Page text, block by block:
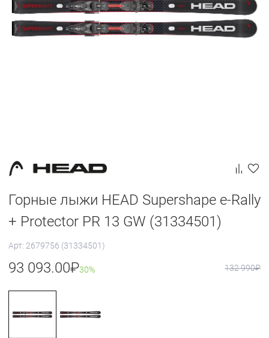
Горные лыжи HEAD Supershape e-Rally
+ Protector PR 13 GW (31334501)
Арт: 2679756 (31334501)
93 093.00₽30% 132 990₽